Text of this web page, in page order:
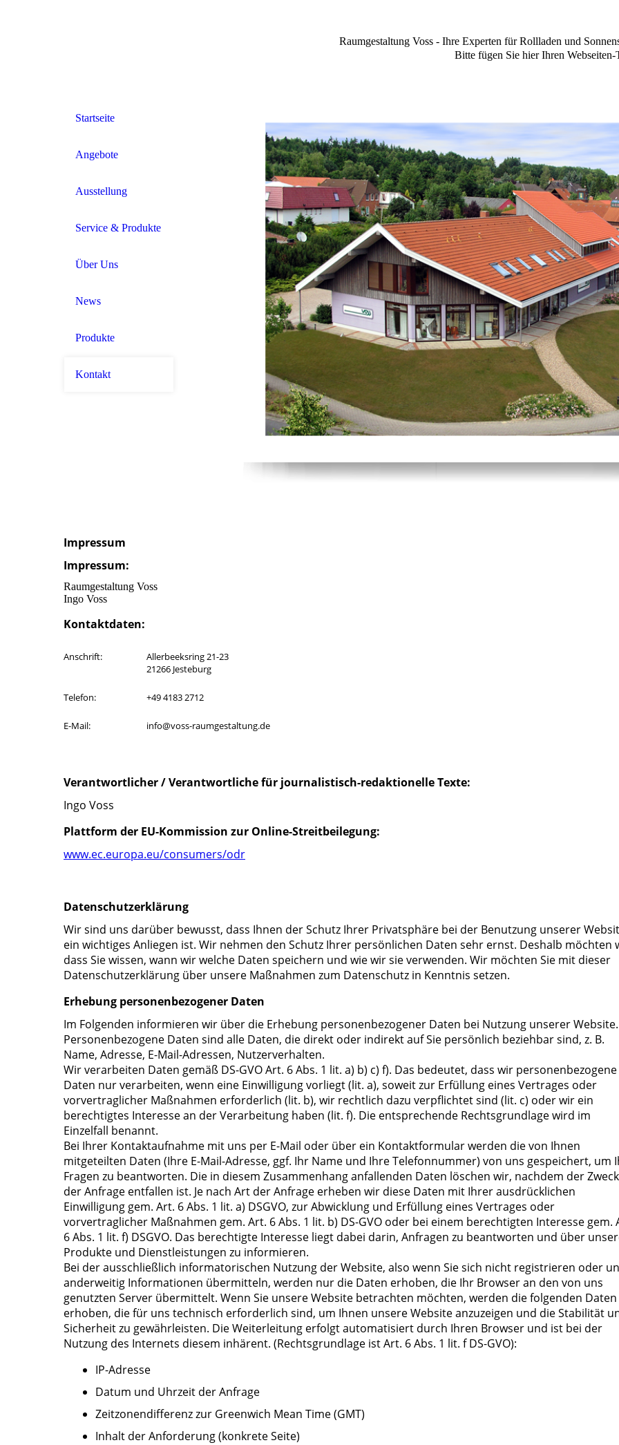
Raumgestaltung Voss - Ihre Experten für Rollladen und
Bitte fügen Sie hier Ihren Webseiten-
Startseite
Angebote
Ausstellung
Service & Produkte
Über Uns
News
Produkte
Kontakt
Impressum
Impressum:
Raumgestaltung Voss
Ingo Voss
Kontaktdaten:
Anschrift:
Allerbeeksring 21-23
21266 Jesteburg
Telefon: +49 4183 2712
E-Mail: info@voss-raumgestaltung.de
Verantwortlicher / Verantwortliche für journalistisch-redaktionelle Texte:
Ingo Voss
Plattform der EU-Kommission zur Online-Streitbeilegung:
www.ec.europa.eu/consumers/odr
Datenschutz­erklärung
Wir sind uns darüber bewusst, dass Ihnen der Schutz Ihrer Privatsphäre bei der Benutzung unserer
ein wichtiges Anliegen ist. Wir nehmen den Schutz Ihrer persönlichen Daten sehr ernst. Deshalb möchten
dass Sie wissen, wann wir welche Daten speichern und wie wir sie verwenden. Wir möchten Sie mit dieser
Datenschutzerklärung über unsere Maßnahmen zum Datenschutz in Kenntnis setzen.
Erhebung personenbezogener Daten
Im Folgenden informieren wir über die Erhebung personenbezogener Daten bei Nutzung unserer Website.
Personenbezogene Daten sind alle Daten, die direkt oder indirekt auf Sie persönlich beziehbar sind, z. B.
Name, Adresse, E-Mail-Adressen, Nutzerverhalten.
Wir verarbeiten Daten gemäß DS-GVO Art. 6 Abs. 1 lit. a) b) c) f). Das bedeutet, dass wir personenbezogene
Daten nur verarbeiten, wenn eine Einwilligung vorliegt (lit. a), soweit zur Erfüllung eines Vertrages oder
vorvertraglicher Maßnahmen erforderlich (lit. b), wir rechtlich dazu verpflichtet sind (lit. c) oder wir ein
berechtigtes Interesse an der Verarbeitung haben (lit. f). Die entsprechende Rechtsgrundlage wird im
Einzelfall benannt.
Bei Ihrer Kontaktaufnahme mit uns per E-Mail oder über ein Kontaktformular werden die von Ihnen
mitgeteilten Daten (Ihre E-Mail-Adresse, ggf. Ihr Name und Ihre Telefonnummer) von uns gespeichert, um
Fragen zu beantworten. Die in diesem Zusammenhang anfallenden Daten löschen wir, nachdem der Zweck
der Anfrage entfallen ist. Je nach Art der Anfrage erheben wir diese Daten mit Ihrer ausdrücklichen
Einwilligung gem. Art. 6 Abs. 1 lit. a) DSGVO, zur Abwicklung und Erfüllung eines Vertrages oder
vorvertraglicher Maßnahmen gem. Art. 6 Abs. 1 lit. b) DS-GVO oder bei einem berechtigten Interesse gem.
6 Abs. 1 lit. f) DSGVO. Das berechtigte Interesse liegt dabei darin, Anfragen zu beantworten und über
Produkte und Dienstleistungen zu informieren.
Bei der ausschließlich informatorischen Nutzung der Website, also wenn Sie sich nicht registrieren oder
anderweitig Informationen übermitteln, werden nur die Daten erhoben, die Ihr Browser an den von uns
genutzten Server übermittelt. Wenn Sie unsere Website betrachten möchten, werden die folgenden Daten
erhoben, die für uns technisch erforderlich sind, um Ihnen unsere Website anzuzeigen und die Stabilität
Sicherheit zu gewährleisten. Die Weiterleitung erfolgt automatisiert durch Ihren Browser und ist bei der
Nutzung des Internets diesem inhärent. (Rechtsgrundlage ist Art. 6 Abs. 1 lit. f DS-GVO):
IP-Adresse
Datum und Uhrzeit der Anfrage
Zeitzonendifferenz zur Greenwich Mean Time (GMT)
Inhalt der Anforderung (konkrete Seite)